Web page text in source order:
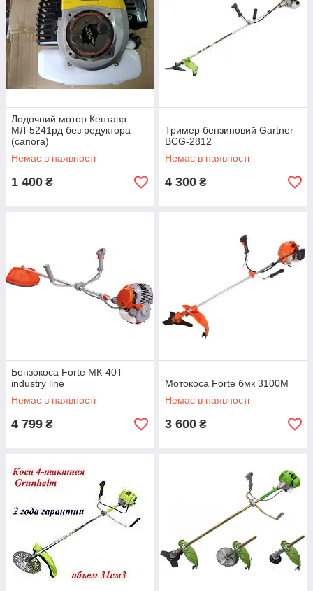
Лодочний мотор Кентавр
МЛ-5241рд без редуктора
(сапога)
Немає в наявності
1 400 ₴
Тример бензиновий Gartner
BCG-2812
Немає в наявності
4 300 ₴
Бензокоса Forte МК-40Т
industry line
Немає в наявності
4 799 ₴
Мотокоса Forte бмк 3100M
Немає в наявності
3 600 ₴